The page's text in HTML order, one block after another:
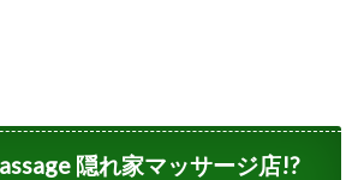
隠れ家マッサージ店!?